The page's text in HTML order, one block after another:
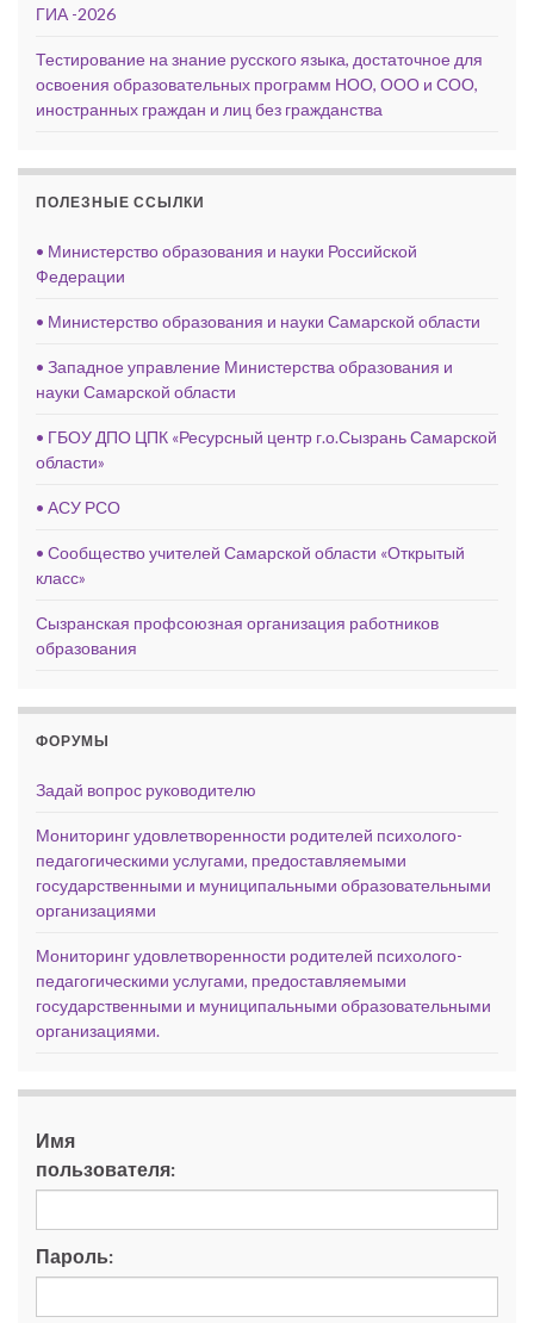
ГИА -2026
Тестирование на знание русского языка, достаточное для
освоения образовательных программ НОО, ООО и СОО,
иностранных граждан и лиц без гражданства
ПОЛЕЗНЫЕ ССЫЛКИ
• Министерство образования и науки Российской
Федерации
• Министерство образования и науки Самарской области
• Западное управление Министерства образования и
науки Самарской области
• ГБОУ ДПО ЦПК «Ресурсный центр г.о.Сызрань Самарской
области»
• АСУ РСО
• Сообщество учителей Самарской области «Открытый
класс»
Сызранская профсоюзная организация работников
образования
ФОРУМЫ
Задай вопрос руководителю
Мониторинг удовлетворенности родителей психолого-
педагогическими услугами, предоставляемыми
государственными и муниципальными образовательными
организациями
Мониторинг удовлетворенности родителей психолого-
педагогическими услугами, предоставляемыми
государственными и муниципальными образовательными
организациями.
Имя
пользователя:
Пароль: